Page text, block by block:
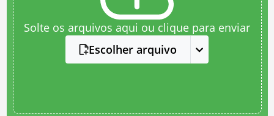
Solte os arquivos aqui ou clique para enviar
Escolher arquivo